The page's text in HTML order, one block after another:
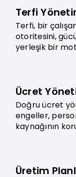
Terfi
Terfi, bir
otoritesini,
yerleşik bir
Ücret
Doğru ücret
engeller,
kaynağının
Üretim